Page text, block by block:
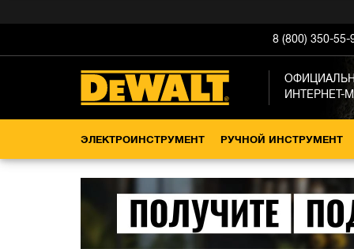
8 (800) 350-55-
ИНТЕРНЕТ-
ЭЛЕКТРОИНСТРУМЕНТ РУЧНОЙ ИНСТРУМЕНТ